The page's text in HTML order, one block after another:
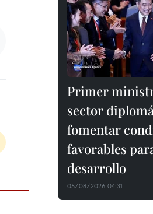
Primer
sector
fomentar
favorables
desarrollo
05/08/2026 04:31